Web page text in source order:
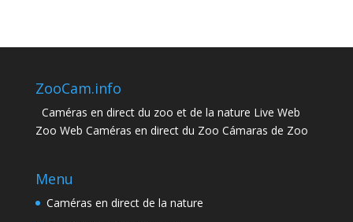
ZooCam.info
Caméras en direct du zoo et de la nature Live Web
Zoo Web Caméras en direct du Zoo Cámaras de Zoo
Menu
Caméras en direct de la nature